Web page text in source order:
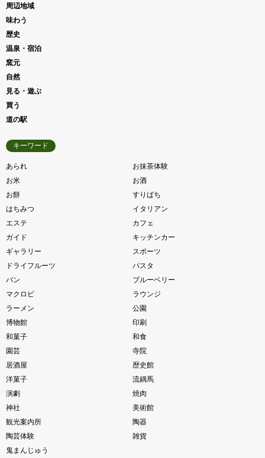
周辺地域
味わう
歴史
温泉・宿泊
窯元
自然
見る・遊ぶ
買う
道の駅
キーワード
あられ
お抹茶体験
お米
お酒
お餅
すりばち
はちみつ
イタリアン
エステ
カフェ
ガイド
キッチンカー
ギャラリー
スポーツ
ドライフルーツ
パスタ
パン
ブルーベリー
マクロビ
ラウンジ
ラーメン
公園
博物館
印刷
和菓子
和食
園芸
寺院
居酒屋
歴史館
洋菓子
流鏑馬
演劇
焼肉
神社
美術館
観光案内所
陶器
陶芸体験
雑貨
鬼まんじゅう